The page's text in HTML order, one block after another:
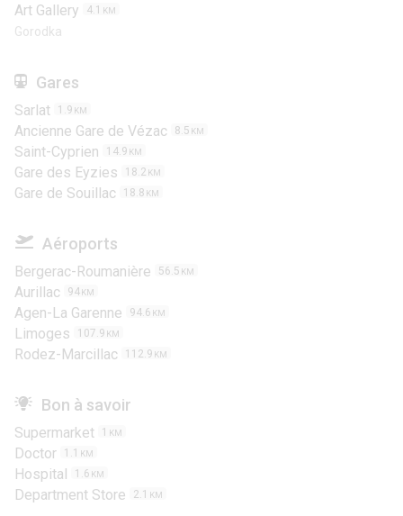
Art Gallery 4.1 KM
Gorodka
Gares
Sarlat 1.9 KM
Ancienne Gare de Vézac 8.5 KM
Saint-Cyprien 14.9 KM
Gare des Eyzies 18.2 KM
Gare de Souillac 18.8 KM
Aéroports
Bergerac-Roumanière 56.5 KM
Aurillac 94 KM
Agen-La Garenne 94.6 KM
Limoges 107.9 KM
Rodez-Marcillac 112.9 KM
Bon à savoir
Supermarket 1 KM
Doctor 1.1 KM
Hospital 1.6 KM
Department Store 2.1 KM